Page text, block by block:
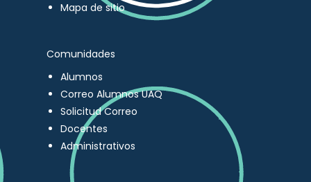
Mapa de sitio
Comunidades
Alumnos
Correo Alumnos UAQ
Solicitud Correo
Docentes
Administrativos